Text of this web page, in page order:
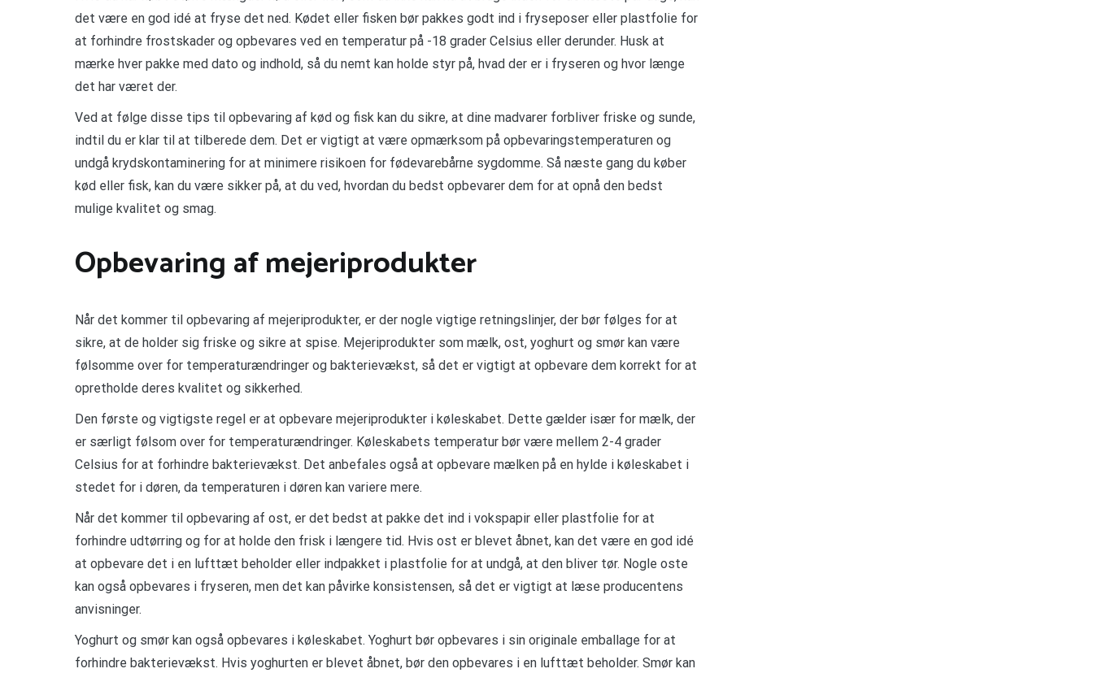
det være en god idé at fryse det ned. Kødet eller fisken bør pakkes godt ind i fryseposer eller plastfolie for
at forhindre frostskader og opbevares ved en temperatur på -18 grader Celsius eller derunder. Husk at
mærke hver pakke med dato og indhold, så du nemt kan holde styr på, hvad der er i fryseren og hvor længe
det har været der.
Ved at følge disse tips til opbevaring af kød og fisk kan du sikre, at dine madvarer forbliver friske og sunde,
indtil du er klar til at tilberede dem. Det er vigtigt at være opmærksom på opbevaringstemperaturen og
undgå krydskontaminering for at minimere risikoen for fødevarebårne sygdomme. Så næste gang du køber
kød eller fisk, kan du være sikker på, at du ved, hvordan du bedst opbevarer dem for at opnå den bedst
mulige kvalitet og smag.
Opbevaring af mejeriprodukter
Når det kommer til opbevaring af mejeriprodukter, er der nogle vigtige retningslinjer, der bør følges for at
sikre, at de holder sig friske og sikre at spise. Mejeriprodukter som mælk, ost, yoghurt og smør kan være
følsomme over for temperaturændringer og bakterievækst, så det er vigtigt at opbevare dem korrekt for at
opretholde deres kvalitet og sikkerhed.
Den første og vigtigste regel er at opbevare mejeriprodukter i køleskabet. Dette gælder især for mælk, der
er særligt følsom over for temperaturændringer. Køleskabets temperatur bør være mellem 2-4 grader
Celsius for at forhindre bakterievækst. Det anbefales også at opbevare mælken på en hylde i køleskabet i
stedet for i døren, da temperaturen i døren kan variere mere.
Når det kommer til opbevaring af ost, er det bedst at pakke det ind i vokspapir eller plastfolie for at
forhindre udtørring og for at holde den frisk i længere tid. Hvis ost er blevet åbnet, kan det være en god idé
at opbevare det i en lufttæt beholder eller indpakket i plastfolie for at undgå, at den bliver tør. Nogle oste
kan også opbevares i fryseren, men det kan påvirke konsistensen, så det er vigtigt at læse producentens
anvisninger.
Yoghurt og smør kan også opbevares i køleskabet. Yoghurt bør opbevares i sin originale emballage for at
forhindre bakterievækst. Hvis yoghurten er blevet åbnet, bør den opbevares i en lufttæt beholder. Smør kan